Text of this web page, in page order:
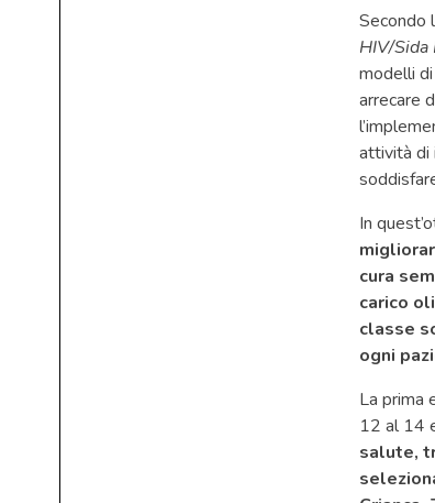
Secondo
HIV/
modelli
arrecare
attività di
In
cura
carico
classe
ogni
La prima
12 al 14
salute,